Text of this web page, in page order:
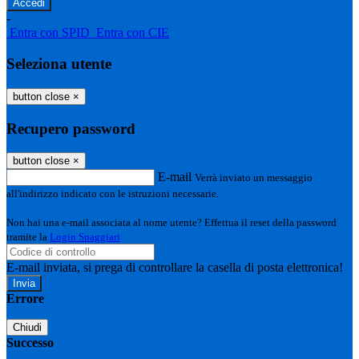
-
Entra con SPID Entra con CIE
Seleziona utente
button close ×
Recupero password
button close ×
E-mail Verrà inviato un messaggio
all'indirizzo indicato con le istruzioni necessarie.
Non hai una e-mail associata al nome utente? Effettua il reset della password
tramite la Login Spaggiari
E-mail inviata, si prega di controllare la casella di posta elettronica!
Errore
Chiudi
Successo